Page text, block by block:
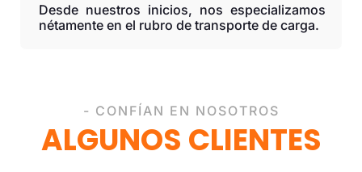
Desde nuestros inicios, nos especializamos
nétamente en el rubro de transporte de carga.
- CONFÍAN EN NOSOTROS
ALGUNOS CLIENTES